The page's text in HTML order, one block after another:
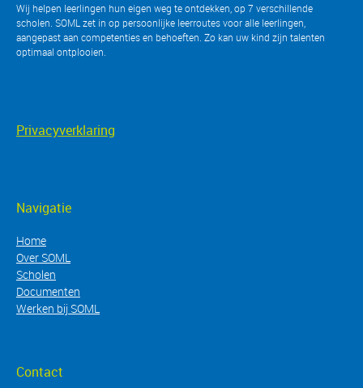
Wij helpen leerlingen hun eigen weg te ontdekken, op 7 verschillende
scholen. SOML zet in op persoonlijke leerroutes voor alle leerlingen,
aangepast aan competenties en behoeften. Zo kan uw kind zijn talenten
optimaal ontplooien
Privacyverklaring
Navigatie
Home
Over SOML
Scholen
Documenten
Werken bij SOML
Contact